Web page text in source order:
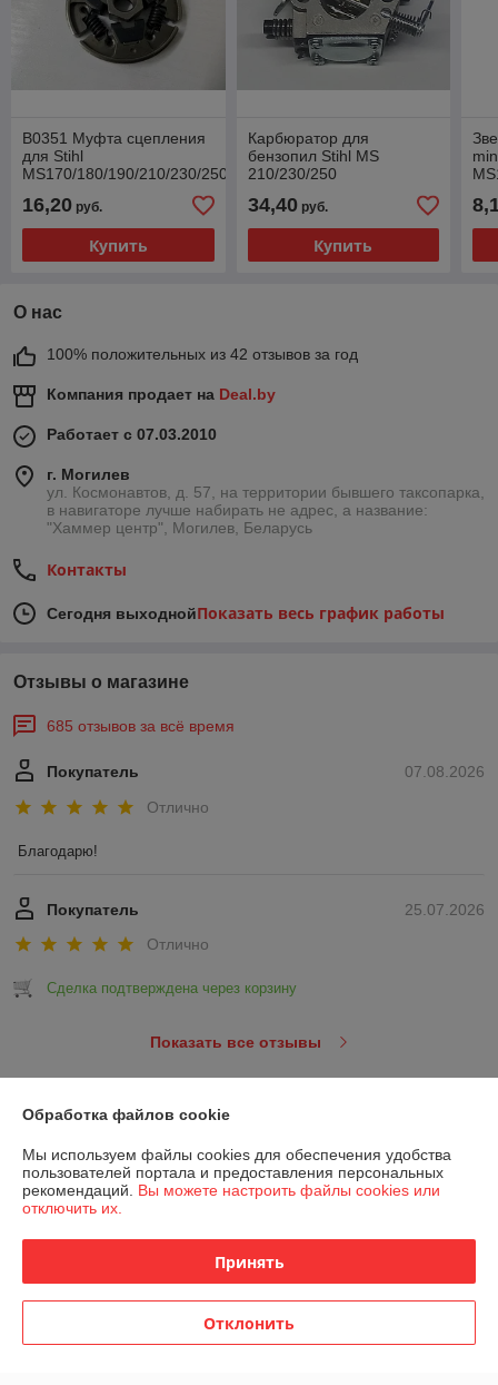
B0351 Муфта сцепления
для Stihl
MS170/180/190/210/230/250
16,20 руб.
Купить
Карбюратор для
бензопил Stihl MS
210/230/250
34,40руб.
Купить
О нас
100% положительных из 42 отзывов за год
Компания продает на Deal.by
Работает с 07.03.2010
г. Могилев
ул. Космонавтов, д. 57, на территории бывшего таксопарка,
в навигаторе лучше набирать не адрес, а название:
"Хаммер центр", Могилев, Беларусь
Контакты
Сегодня выходнойПоказать весь график работы
Отзывы о магазине
685 отзывов за всё время
07.08.2026
Покупатель
Отлично
Благодарю!
25.07.2026
Покупатель
Отлично
Сделка подтверждена через корзину
Показать все отзывы
О нас
Контакты
Обработка файлов cookie
Мы используем файлы cookies для обеспечения удобства
пользователей портала и предоставления персональных
рекомендаций. Вы можете настроить файлы cookies или
отключить их.
Принять
Отклонить